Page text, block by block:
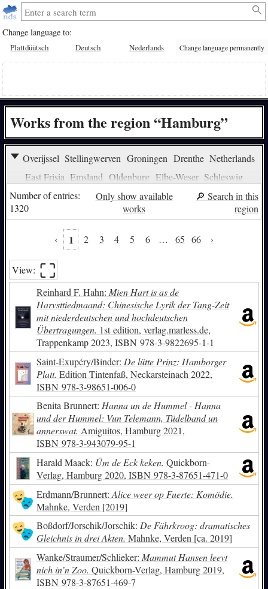
Change language to:
Plattdüütsch Deutsch Nederlands Change language permanently
Works from the region “Hamburg”
Overijssel Stellingwerven Groningen Drenthe Netherlands
East Frisia Emsland Oldenburg Elbe-Weser Schleswig
Holstein Mecklenburg Vorpommern
Westphalia-Lippe
Mittelweser
Lüneburg Heath Eastfalia
Thüringen
Sachsen-Anhalt
Plautdietsch Pomerano
Number of entries:
1320
Only show available
works
🔎︎ Search in this
region
‹ 1 2 3 4 5 6 … 65 66 ›
View: ⛶︎
Reinhard F. Hahn: Mien Hart is as de
Harvsttiedmaand: Chinesische Lyrik der Tang-Zeit
mit niederdeutschen und hochdeutschen
Übertragungen. 1st edition, verlag.marless.de,
Trappenkamp 2023,ISBN978-3-9822695-1-1
Saint-Exupéry/Binder: De lütte Prinz: Hamborger
Platt. Edition Tintenfaß, Neckarsteinach 2022,
ISBN978-3-98651-006-0
Benita Brunnert: Hanna un de Hummel - Hanna
und der Hummel: Vun Telemann, Tüdelband un
annerswat. Amiguitos, Hamburg 2021,
ISBN978-3-943079-95-1
Harald Maack: Üm de Eck keken. Quickborn-
Verlag, Hamburg 2020,ISBN978-3-87651-471-0
Erdmann/Brunnert: Alice weer op Fuerte: Komödie.
Mahnke, Verden [2019]
Boßdorf/Jorschik/Jorschik: De Fährkroog: dramatisches
Gleichnis in drei Akten. Mahnke, Verden [ca. 2019]
Wanke/Straumer/Schlieker: Mammut Hansen leevt
nich in’n Zoo. Quickborn-Verlag, Hamburg 2019,
ISBN978-3-87651-469-7